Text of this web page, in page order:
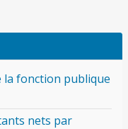
la fonction publique
nets par